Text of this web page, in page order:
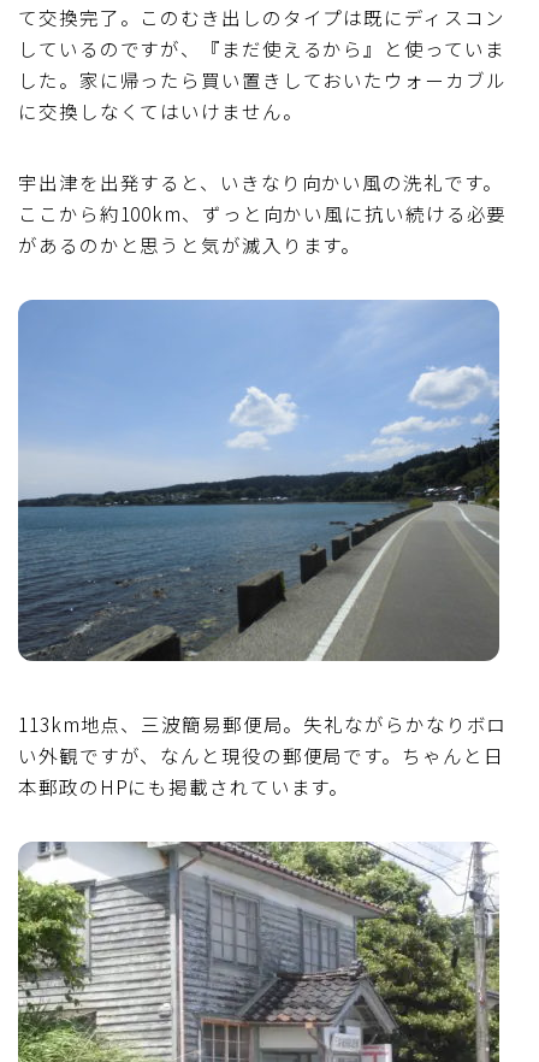
て交換完了。このむき出しのタイプは既にディスコン
しているのですが、『まだ使えるから』と使っていま
した。家に帰ったら買い置きしておいたウォーカブル
に交換しなくてはいけません。
宇出津を出発すると、いきなり向かい風の洗礼です。
ここから約100km、ずっと向かい風に抗い続ける必要
があるのかと思うと気が滅入ります。
113km地点、三波簡易郵便局。失礼ながらかなりボロ
い外観ですが、なんと現役の郵便局です。ちゃんと日
本郵政のHPにも掲載されています。